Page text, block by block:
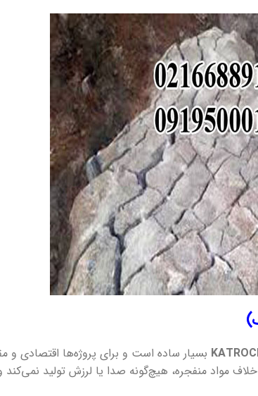
بسیار ساده است و برای پروژه‌ها اقتصادی و
مواد منفجره، هیچ‌گونه صدا یا لرزش تولید